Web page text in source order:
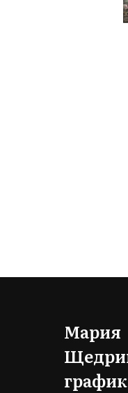
Мария
график